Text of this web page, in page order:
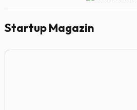
Startup Magazin